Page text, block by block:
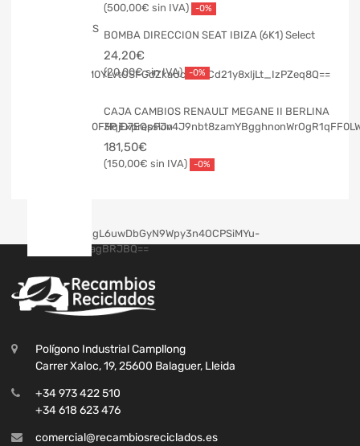
500,00€ -0%
BOMBA DIRECCION SEAT IBIZA (6K1) Select
24,20€
20,00€ -0%
CAJA CAMBIOS RENAULT MEGANE II BERLINA
3P Expression
181,50€
150,00€ -0%
Polígono Industrial Campllong
Carrer Xaloc, 19, 25600 Balaguer, Lleida
+34 973 422 510
+34 618 623 476
comercial@recambiosreciclados.es